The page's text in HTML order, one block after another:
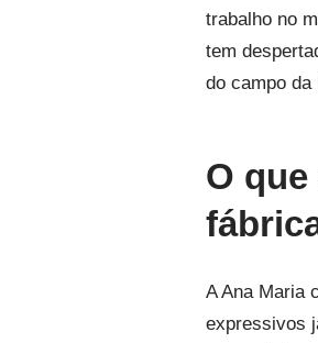
trabalho no
tem
do campo da
O
A Ana Maria
expressivos